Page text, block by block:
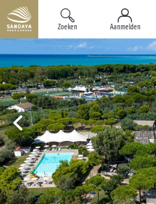
Zoeken Aanmelden